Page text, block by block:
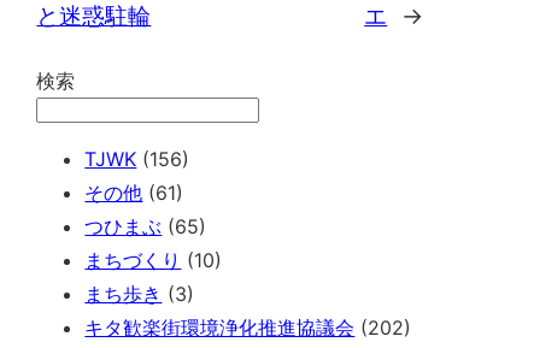
と迷惑駐輪
エ
→
検索
TJWK (156)
その他 (61)
つひまぶ (65)
まちづくり (10)
まち歩き (3)
キタ歓楽街環境浄化推進協議会 (202)